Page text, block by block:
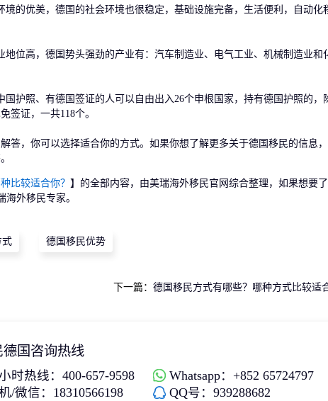
的优美，德国的社会环境也很稳定，基础设施完备，生活便利，自动化
位高，德国势头强劲的产业有：汽车制造业、电气工业、机械制造业和
照、有德国签证的人可以自由出入26个申根国家，持有德国护照的，
签证，一共118个。
，你可以选择适合你的方式。如果你想了解更多关于德国移民的信息
比较适合你？ 】的全部内容，由美瑞海外移民官网综合整理，如果想要
外移民专家。
式 德国移民优势
下一篇：德国移民方式有哪些？哪种方式比较适
德国咨询热线
时热线：400-657-9598
Whatsapp：+852 65724797
/微信：18310566198
QQ号：939288682